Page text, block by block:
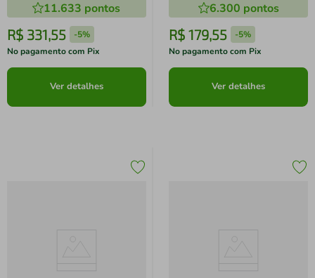
11.633 pontos
R$ 331,55 -5%
No pagamento com Pix
Ver detalhes
250ml Calc Clean Roxo
6.300 pontos
R$ 179,55 -5%
No pagamento com Pix
Ver detalhes